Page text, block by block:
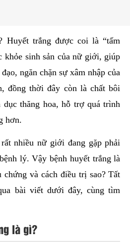
Huyết trắng được coi là “tấm
khỏe sinh sản của nữ giới, giúp
ngăn chặn sự xâm nhập của
đồng thời đây còn là chất bôi
thăng hoa, hỗ trợ quá trình
hơn.
nhiều nữ giới đang gặp phải
lý. Vậy bệnh huyết trắng là
chứng và cách điều trị sao? Tất
bài viết dưới đây, cùng tìm
là gì?